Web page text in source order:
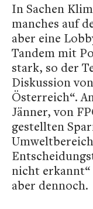
In Sachen
manches auf
aber eine
Tandem mit
stark, so der
Diskussion
Österreich“.
Jänner, von
gestellten
nicht
aber dennoch.